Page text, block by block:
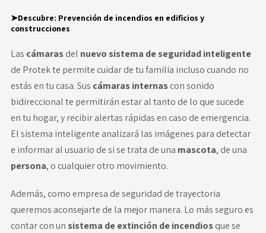
➤Descubre: Prevención de incendios en edificios y
construcciones
Las cámarasdel nuevo sistema de seguridad inteligente
de Protek te permite cuidar de tu familia incluso cuando no
estás en tu casa. Sus cámaras internascon sonido
bidireccional te permitirán estar al tanto de lo que sucede
en tu hogar, y recibir alertas rápidas en caso de emergencia.
El sistema inteligente analizará las imágenes para detectar
e informar al usuario de si se trata de una mascota, de una
persona, o cualquier otro movimiento.
Además, como empresa de seguridad de trayectoria
queremos aconsejarte de la mejor manera. Lo más seguro es
contar con un sistema de extinción de incendiosque se